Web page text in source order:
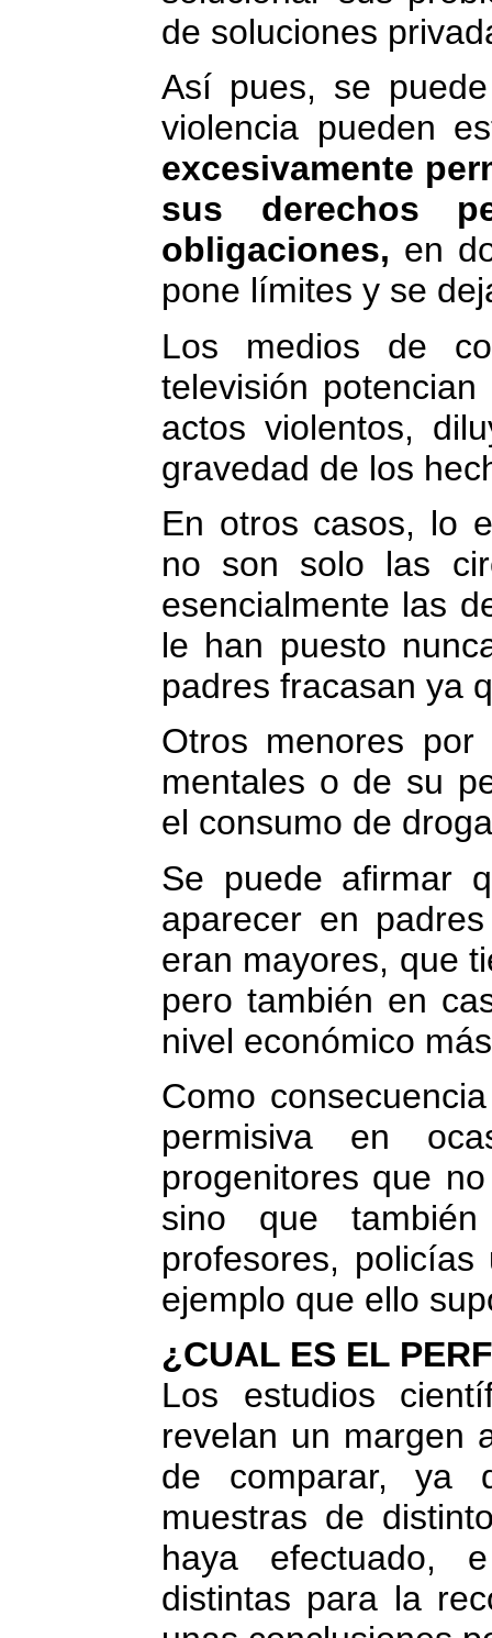
de soluciones
Así pues, se
violencia pueden
excesivamente
sus derechos
obligaciones, en
pone límites y se
Los medios de
televisión
actos violentos,
gravedad de los
En otros casos, lo
no son solo las
esencialmente las
le han puesto
padres fracasan ya
Otros menores por
mentales o de su
el consumo de
Se puede afirmar
aparecer en
eran mayores, que
pero también en
nivel económico
Como
permisiva en
progenitores que
sino que
profesores,
ejemplo que ello
¿CUAL ES EL
Los estudios
revelan un margen
de comparar, ya
muestras de
haya efectuado,
distintas para la